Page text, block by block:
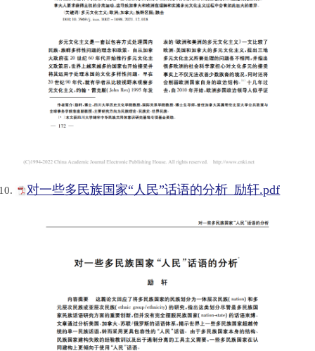
对一些多民族国家“人民”话语的分析_励轩.pdf